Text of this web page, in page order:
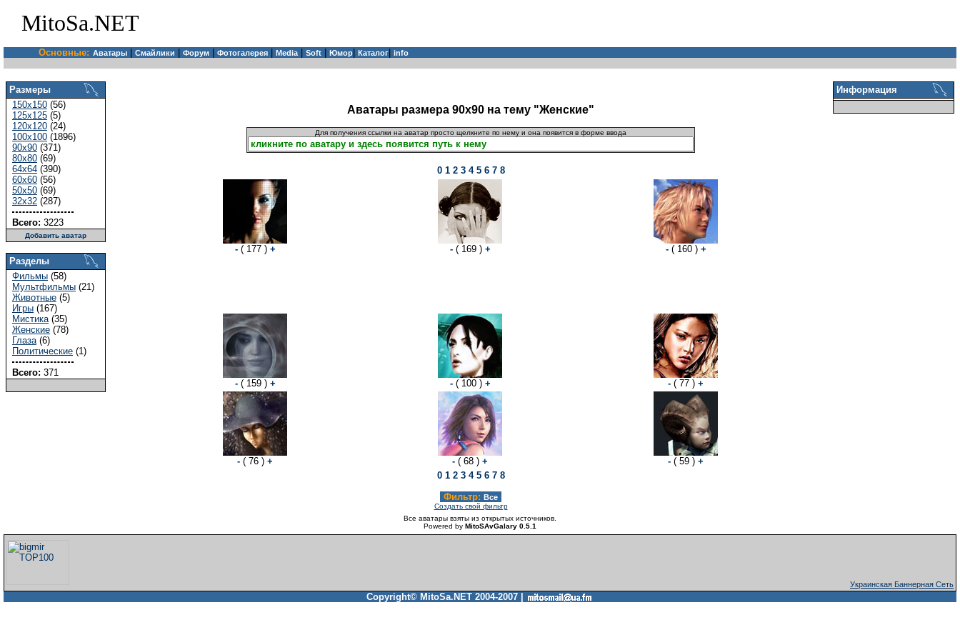
MitoSa.NET
Основные: Аватары Смайлики Форум Фотогалерея Media| Soft Юмор Каталог info
Размеры
150x150 (56)
125x125 (5)
120x120 (24)
100x100 (1896)
90x90 (371)
80x80 (69)
64x64 (390)
60x60 (56)
50x50 (69)
32x32 (287)
Всего: 3223
Добавить аватар
Разделы
Фильмы (58)
Мультфильмы (21)
Животные (5)
Игры (167)
Мистика(35)
Женские (78)
Глаза(6)
Политические (1)
Всего: 371
Аватары размера 90x90 на тему "Женские"
Для получения ссылки на аватар просто щелкните по нему и она появится в форме ввода
0 1 2 3 4 5 6 7 8
-( 177 ) + -( 169 ) + -( 160 ) +
-( 159 ) + -( 100 ) + - ( 77 ) +
- ( 76 ) + - ( 68 ) + - ( 59 ) +
0 1 2 3 4 5 6 7 8
Фильтр: Все
Создать свой фильтр
Информация
Все аватары взяты из открытых источников.
Powered by MitoSAvGalary 0.5.1
Украинская Баннерная Сеть
Copyright© MitoSa.NET 2004-2007 |